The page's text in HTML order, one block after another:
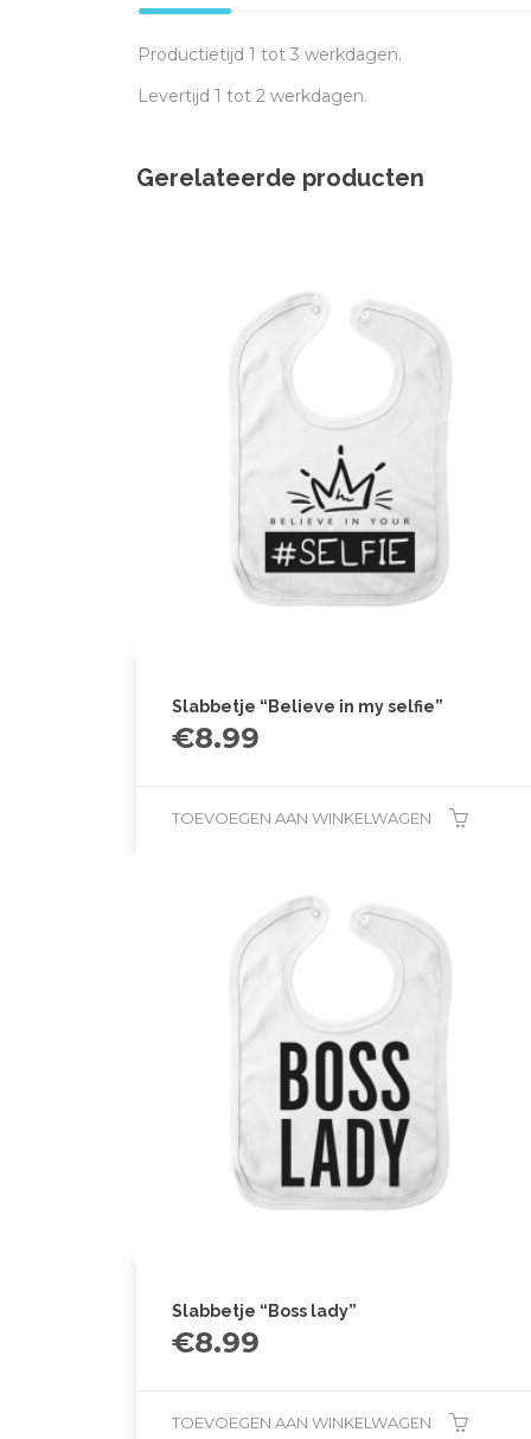
Productietijd 1 tot 3 werkdagen.
Levertijd 1 tot 2 werkdagen.
Gerelateerde producten
Slabbetje “Believe in my selfie”
€8.99
TOEVOEGEN AAN WINKELWAGEN
Slabbetje “Boss lady”
€8.99
TOEVOEGEN AAN WINKELWAGEN